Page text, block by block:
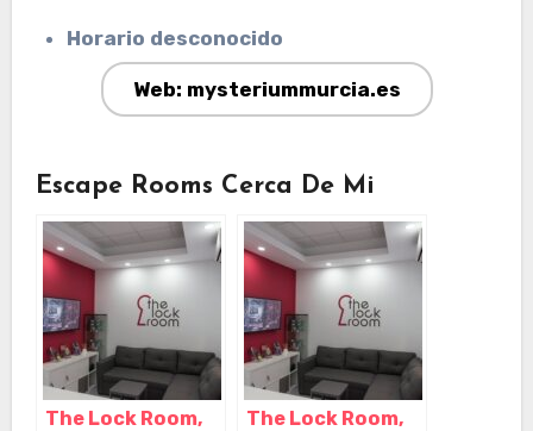
Horario desconocido
Web: mysteriummurcia.es
Escape Rooms Cerca De Mi
The Lock Room,
The Lock Room,